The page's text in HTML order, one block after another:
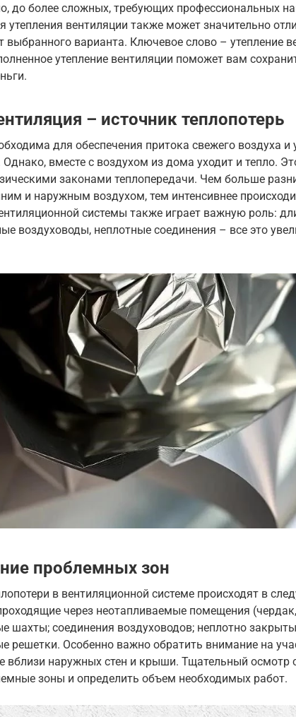
до более сложных, требующих профессиональных
утепления вентиляции также может значительно
выбранного варианта. Ключевое слово – утепление
утепление вентиляции поможет вам
– источник теплопотерь
для обеспечения притока свежего воздуха и
Однако, вместе с воздухом из дома уходит и тепло.
законами теплопередачи. Чем больше
и наружным воздухом, тем интенсивнее
системы также играет важную роль:
воздуховоды, неплотные соединения – все это
проблемных зон
в вентиляционной системе происходят в
через неотапливаемые помещения
шахты; соединения воздуховодов; неплотно
решетки. Особенно важно обратить внимание на
вблизи наружных стен и крыши. Тщательный осмотр
зоны и определить объем необходимых работ.